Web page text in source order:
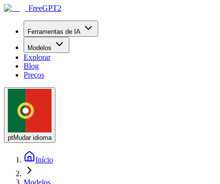
FreeGPT2
Ferramentas de IA
Modelos
Explorar
Blog
Preços
ptMudar idioma
Início
Modelos